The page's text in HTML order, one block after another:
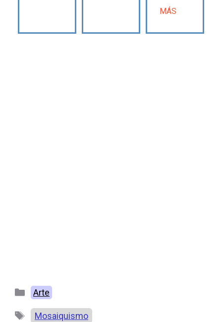
MÁS
Categorías
Arte
Etiquetas
Mosaiquismo